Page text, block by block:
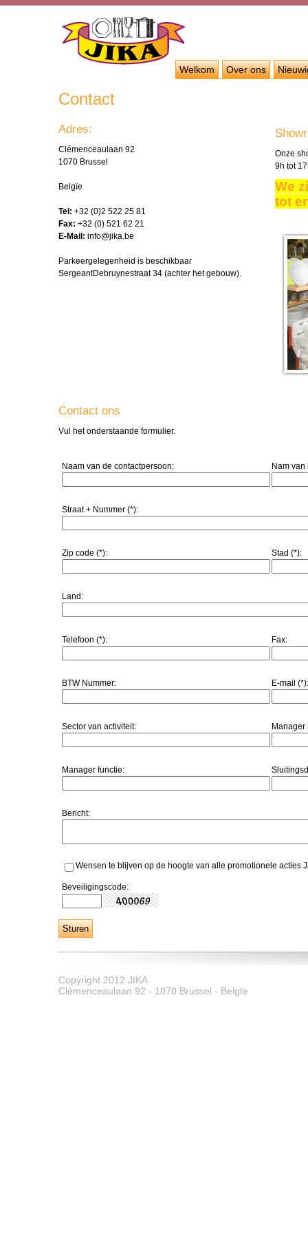
Welkom Over ons
Contact
Adres:
Clémenceaulaan 92
1070 Brussel
Belgïe
Tel: +32 (0)2 522 25 81
Fax: +32 (0) 521 62 21
E-Mail: info@jika.be
Parkeergelegenheid is beschikbaar
SergeantDebruynestraat 34 (achter het gebouw).
Onze
9h tot
We
tot
Contact ons
Vul het onderstaande formulier.
Naam van de contactpersoon: Nam van
Straat + Nummer (*):
Zip code (*): Stad (*):
Land:
Telefoon (*): Fax:
BTW Nummer: E-mail (*):
Sector van activiteit: Manager
Manager functie:
Bericht:
Wensen te blijven op de hoogte van alle promotionele acties
Beveiligingscode:
Copyright 2012 JIKA
Clémenceaulaan 92 - 1070 Brussel - Belgïe